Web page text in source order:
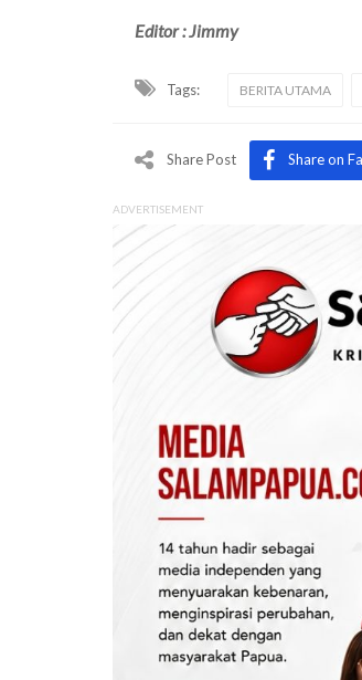
Editor : Jimmy
Tags: BERITA UTAMA
Share Post Share on
ADVERTISEMENT